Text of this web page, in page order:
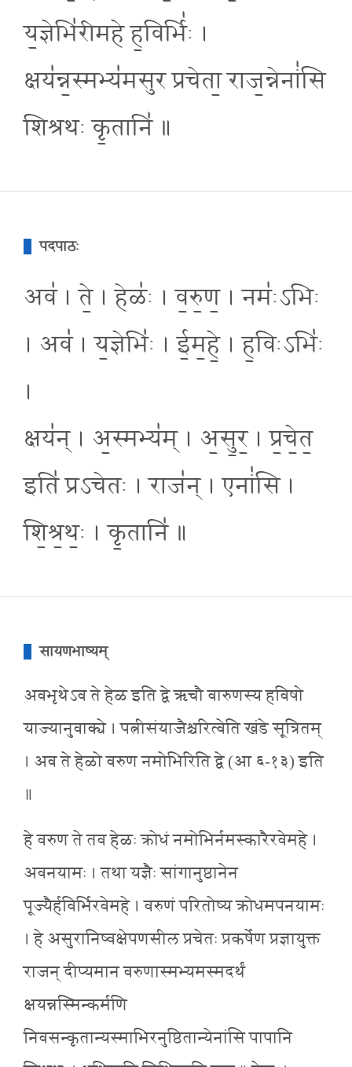
य॒ज्ञेभि॑रीमहे ह॒विर्भि॑ः ।
क्षय॑न्न॒स्मभ्य॑मसुर प्रचेता॒ राज॒न्नेनां॑सि
शिश्रथः कृ॒तानि॑ ॥
पदपाठः
अव॑ । ते॒ । हेळः॑ । व॒रु॒ण॒ । नमः॑ऽभिः
। अव॑ । य॒ज्ञेभिः॑ । ई॒म॒हे॒ । ह॒विःऽभिः॑
।
क्षय॑न् । अ॒स्मभ्य॑म् । अ॒सु॒र॒ । प्र॒चे॒त॒
इति॑ प्रऽचेतः । राज॑न् । एनां॑सि ।
शि॒श्र॒थः॒ । कृ॒तानि॑ ॥
सायणभाष्यम्
अवभृथेऽव ते हेळ इति द्वे ऋचौ वारुणस्य हविषो
याज्यानुवाक्ये । पत्नीसंयाजैश्चरित्वेति खंडे सूत्रितम्
। अव ते हेळो वरुण नमोभिरिति द्वे (आ ६-१३) इति
॥
हे वरुण ते तव हेळः क्रोधं नमोभिर्नमस्कारैरवेमहे ।
अवनयामः । तथा यज्ञैः सांगानुष्ठानेन
पूज्यैर्हविर्भिरवेमहे । वरुणं परितोष्य क्रोधमपनयामः
। हे असुरानिष्वक्षेपणसील प्रचेतः प्रकर्षेण प्रज्ञायुक्त
राजन् दीप्यमान वरुणास्मभ्यमस्मदर्थं
क्षयन्नस्मिन्कर्मणि
निवसन्कृतान्यस्माभिरनुष्ठितान्येनांसि पापानि